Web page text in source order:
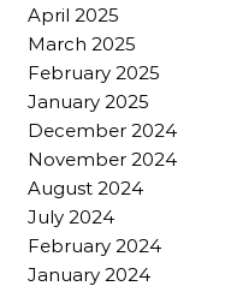
April 2025
March 2025
February 2025
January 2025
December 2024
November 2024
August 2024
July 2024
February 2024
January 2024